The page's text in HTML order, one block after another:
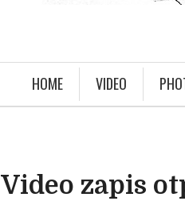
HOME VIDEO
Video zapis